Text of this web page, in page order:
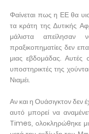
Φαίνεται πως η ΕΕ θα
τα κράτη της Δυτικής
μάλιστα απείλησαν
πραξικοπηματίες δεν
μιας εβδομάδας. Αυτές
υποστηρικτές της
Νιαμέι.
Αν και η Ουάσιγκτον δεν
αυτό μπορεί να
Times, ολοκληρώθηκε